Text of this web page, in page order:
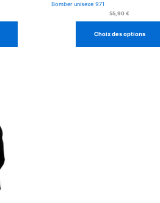
Bomber unisexe 971
55,90€
Choix des options